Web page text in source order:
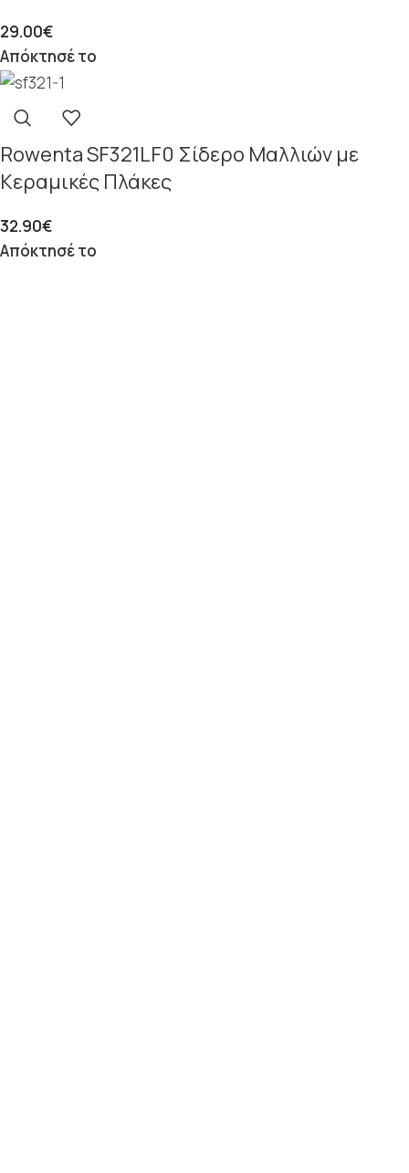
29.00€
Απόκτησέ το
Rowenta SF321LF0 Σίδερο Μαλλιών με
Κεραμικές Πλάκες
32.90€
Απόκτησέ το